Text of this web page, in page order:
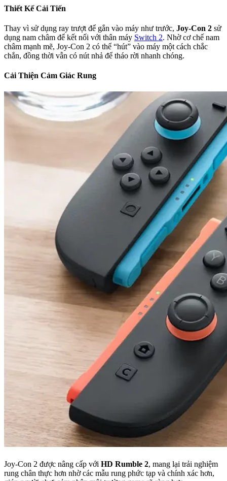
Thiết Kế Cải Tiến
Thay vì sử dụng ray trượt để gắn vào máy như trước, Joy-Con 2 sử
dụng nam châm để kết nối với thân máy Switch 2. Nhờ cơ chế nam
châm mạnh mẽ, Joy-Con 2 có thể “hút” vào máy một cách chắc
chắn, đồng thời vẫn có nút nhả để tháo rời nhanh chóng.
Cải Thiện Cảm Giác Rung
Joy-Con 2 được nâng cấp với HD Rumble 2, mang lại trải nghiệm
rung chân thực hơn nhờ các mẫu rung phức tạp và chính xác hơn,